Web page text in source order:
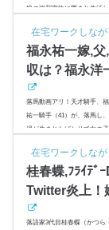
娘の強烈家族に囲まれ生活
との関係は？バツイチで複
島の中条きよ...
在宅ワークしな
福永祐一嫁,
収は？福永洋
落馬動画アリ！天才騎手、
祐一騎手（41）が、落馬し
児が生まれたばかりで女の
願のダービー初制覇を達成
= window.ad...
在宅ワークしな
桂春蝶,ﾌﾗｲﾃﾞ
Twitter炎上！
落語家3代目桂春蝶（かつ